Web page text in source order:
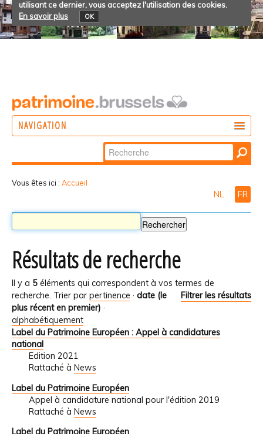
utilisant ce dernier, vous acceptez l'utilisation des cookies.
En savoir plus
OK
NAVIGATION
Chercher par
Recherche
Vous êtes ici : Accueil
NL FR
Résultats de recherche
Il y a 5 éléments qui correspondent à vos termes de
recherche.
Filtrer les résultats
Trier par pertinence · date (le
plus récent en premier) ·
alphabétiquement
Label du Patrimoine Européen : Appel à candidatures
national
Edition 2021
Rattaché à News
Label du Patrimoine Européen
Appel à candidature national pour l'édition 2019
Rattaché à News
Label du Patrimoine Européen